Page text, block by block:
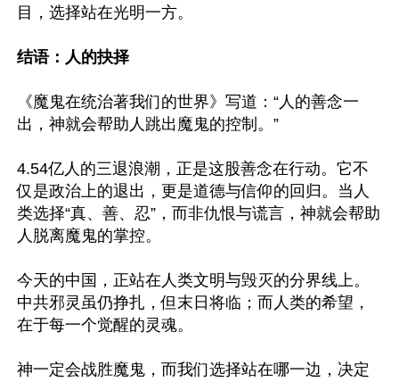
目，选择站在光明一方。
结语：人的抉择
《魔鬼在统治著我们的世界》写道：“人的善念一
出，神就会帮助人跳出魔鬼的控制。”
4.54亿人的三退浪潮，正是这股善念在行动。它不
仅是政治上的退出，更是道德与信仰的回归。当人
类选择“真、善、忍”，而非仇恨与谎言，神就会帮助
人脱离魔鬼的掌控。
今天的中国，正站在人类文明与毁灭的分界线上。
中共邪灵虽仍挣扎，但末日将临；而人类的希望，
在于每一个觉醒的灵魂。
神一定会战胜魔鬼，而我们选择站在哪一边，决定